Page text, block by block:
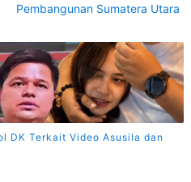
Pembangunan Sumatera Utara
DK Terkait Video Asusila dan